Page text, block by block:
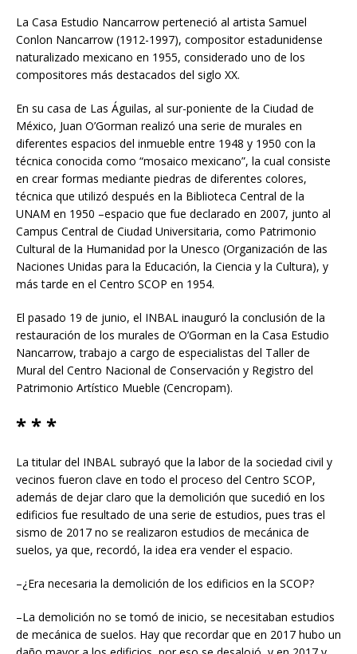
La Casa Estudio Nancarrow perteneció al artista Samuel
Conlon Nancarrow (1912-1997), compositor estadunidense
naturalizado mexicano en 1955, considerado uno de los
compositores más destacados del siglo XX.
En su casa de Las Águilas, al sur-poniente de la Ciudad de
México, Juan O’Gorman realizó una serie de murales en
diferentes espacios del inmueble entre 1948 y 1950 con la
técnica conocida como “mosaico mexicano”, la cual consiste
en crear formas mediante piedras de diferentes colores,
técnica que utilizó después en la Biblioteca Central de la
UNAM en 1950 –espacio que fue declarado en 2007, junto al
Campus Central de Ciudad Universitaria, como Patrimonio
Cultural de la Humanidad por la Unesco (Organización de las
Naciones Unidas para la Educación, la Ciencia y la Cultura), y
más tarde en el Centro SCOP en 1954.
El pasado 19 de junio, el INBAL inauguró la conclusión de la
restauración de los murales de O’Gorman en la Casa Estudio
Nancarrow, trabajo a cargo de especialistas del Taller de
Mural del Centro Nacional de Conservación y Registro del
Patrimonio Artístico Mueble (Cencropam).
* * *
La titular del INBAL subrayó que la labor de la sociedad civil y
vecinos fueron clave en todo el proceso del Centro SCOP,
además de dejar claro que la demolición que sucedió en los
edificios fue resultado de una serie de estudios, pues tras el
sismo de 2017 no se realizaron estudios de mecánica de
suelos, ya que, recordó, la idea era vender el espacio.
–¿Era necesaria la demolición de los edificios en la SCOP?
–La demolición no se tomó de inicio, se necesitaban estudios
de mecánica de suelos. Hay que recordar que en 2017 hubo un